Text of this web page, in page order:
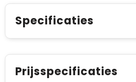
Specificaties
Prijsspecificaties